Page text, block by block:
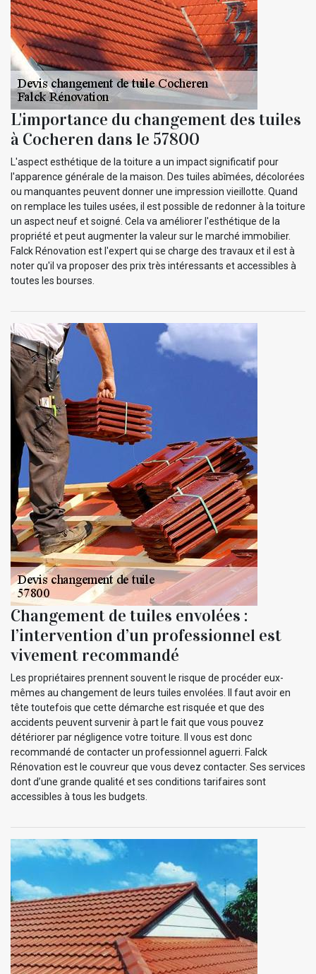
L'importance du changement des tuiles
à Cocheren dans le 57800
L'aspect esthétique de la toiture a un impact significatif pour
l'apparence générale de la maison. Des tuiles abîmées, décolorées
ou manquantes peuvent donner une impression vieillotte. Quand
on remplace les tuiles usées, il est possible de redonner à la toiture
un aspect neuf et soigné. Cela va améliorer l'esthétique de la
propriété et peut augmenter la valeur sur le marché immobilier.
Falck Rénovation est l'expert qui se charge des travaux et il est à
noter qu'il va proposer des prix très intéressants et accessibles à
toutes les bourses.
Changement de tuiles envolées :
l’intervention d’un professionnel est
vivement recommandé
Les propriétaires prennent souvent le risque de procéder eux-
mêmes au changement de leurs tuiles envolées. Il faut avoir en
tête toutefois que cette démarche est risquée et que des
accidents peuvent survenir à part le fait que vous pouvez
détériorer par négligence votre toiture. Il vous est donc
recommandé de contacter un professionnel aguerri. Falck
Rénovation est le couvreur que vous devez contacter. Ses services
dont d’une grande qualité et ses conditions tarifaires sont
accessibles à tous les budgets.